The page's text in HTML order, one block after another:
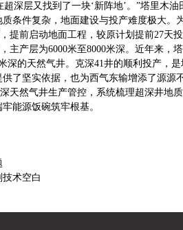
深层又找到了一块‘新阵地’。”塔里木
条件复杂，地面建设与投产难度极大。
提前启动地面工程，较原计划提前27天
产层为6000米至8000米深。近年来，
深的天然气井。克深41井的顺利投产，
了坚实依据，也为西气东输增添了源源不
然气井生产管控，系统梳理超深井地
能源饭碗筑牢根基。
术空白